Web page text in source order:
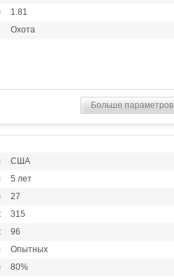
1.81
Охота
Больше параметров
США
5 лет
27
315
96
Опытных
80%